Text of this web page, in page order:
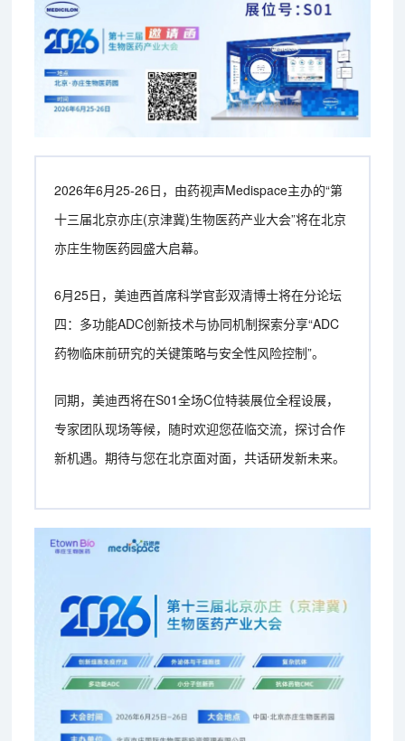
2026年6月25-26日，由药视声Medispace主办的“第
十三届北京亦庄(京津冀)生物医药产业大会”将在北京
亦庄生物医药园盛大启幕。
6月25日，美迪西首席科学官彭双清博士将在分论坛
四：多功能ADC创新技术与协同机制探索分享“ADC
药物临床前研究的关键策略与安全性风险控制”。
同期，美迪西将在S01全场C位特装展位全程设展，
专家团队现场等候，随时欢迎您莅临交流，探讨合作
新机遇。期待与您在北京面对面，共话研发新未来。